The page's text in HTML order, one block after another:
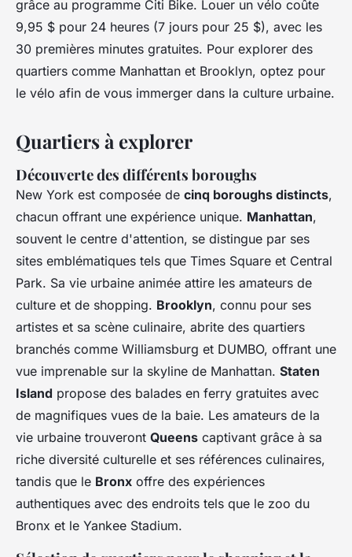
grâce au programme Citi Bike. Louer un vélo coûte
9,95 $ pour 24 heures (7 jours pour 25 $), avec les
30 premières minutes gratuites. Pour explorer des
quartiers comme Manhattan et Brooklyn, optez pour
le vélo afin de vous immerger dans la culture urbaine.
Quartiers à explorer
Découverte des différents boroughs
New York est composée de cinq boroughs distincts,
chacun offrant une expérience unique. Manhattan,
souvent le centre d'attention, se distingue par ses
sites emblématiques tels que Times Square et Central
Park. Sa vie urbaine animée attire les amateurs de
culture et de shopping. Brooklyn, connu pour ses
artistes et sa scène culinaire, abrite des quartiers
branchés comme Williamsburg et DUMBO, offrant une
vue imprenable sur la skyline de Manhattan. Staten
Island propose des balades en ferry gratuites avec
de magnifiques vues de la baie. Les amateurs de la
vie urbaine trouveront Queens captivant grâce à sa
riche diversité culturelle et ses références culinaires,
tandis que le Bronx offre des expériences
authentiques avec des endroits tels que le zoo du
Bronx et le Yankee Stadium.